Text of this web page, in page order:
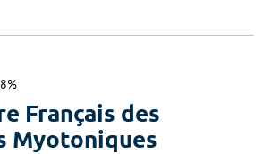
Français des
Myotoniques